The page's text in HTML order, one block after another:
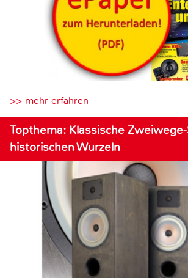
>> mehr erfahren
Topthema: Klassische
historischen Wurzeln